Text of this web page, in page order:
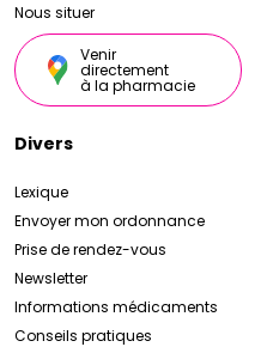
Nous situer
Venir
directement
à la pharmacie
Divers
Lexique
Envoyer mon ordonnance
Prise de rendez-vous
Newsletter
Informations médicaments
Conseils pratiques